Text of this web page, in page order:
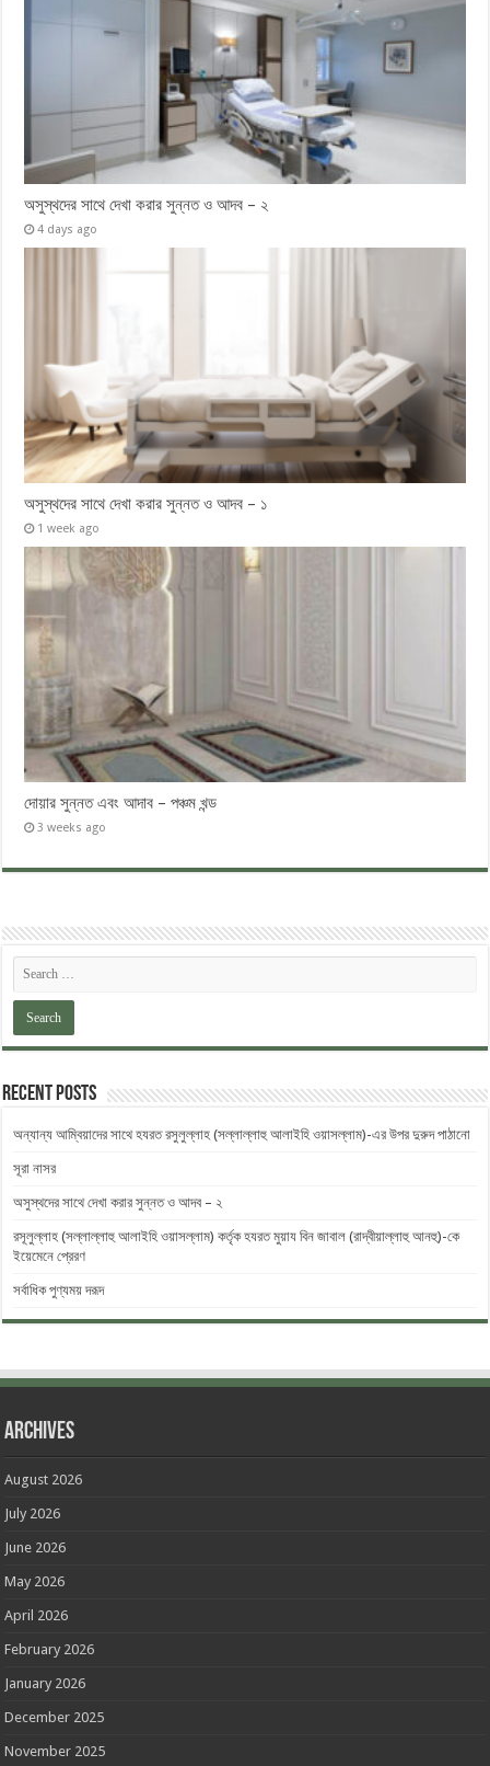
অসুস্থদের সাথে দেখা করার সুন্নত ও আদব – ২
4 days ago
অসুস্থদের সাথে দেখা করার সুন্নত ও আদব – ১
1 week ago
দোয়ার সুন্নত এবং আদাব – পঞ্চম খন্ড
3 weeks ago
Recent Posts
অন্যান্য আম্বিয়াদের সাথে হযরত রসুলুল্লাহ (সল্লাল্লাহু ‎আলাইহি ওয়াসল্লাম)-এর উপর দুরুদ ‎পাঠানো
সূরা নাসর
অসুস্থদের সাথে দেখা করার সুন্নত ও আদব – ২
রসূলুল্লাহ (সল্লাল্লাহু আলাইহি ওয়াসল্লাম) কর্তৃক হযরত মুয়ায বিন জাবাল (রাদ্বীয়াল্লাহু আনহু)-কে
ইয়েমেনে প্রেরণ
সর্বাধিক পুণ্যময় দরূদ
Archives
August 2026
July 2026
June 2026
May 2026
April 2026
February 2026
January 2026
December 2025
November 2025